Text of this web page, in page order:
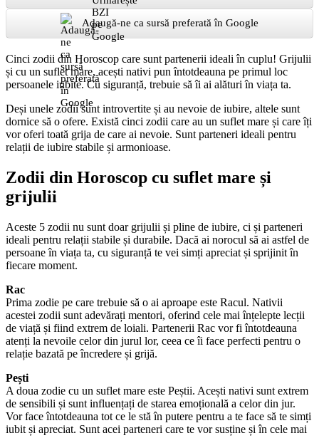
Adaugă-ne ca sursă preferată în Google
Cinci zodii din Horoscop care sunt partenerii ideali în cuplu! Grijulii
și cu un suflet mare, acești nativi pun întotdeauna pe primul loc
persoanele iubite. Cu siguranță, trebuie să îi ai alături în viața ta.
Deși unele zodii sunt introvertite și au nevoie de iubire, altele sunt
dornice să o ofere. Există cinci zodii care au un suflet mare și care îți
vor oferi toată grija de care ai nevoie. Sunt parteneri ideali pentru
relații de iubire stabile și armonioase.
Zodii din Horoscop cu suflet mare și
grijulii
Aceste 5 zodii nu sunt doar grijulii și pline de iubire, ci și parteneri
ideali pentru relații stabile și durabile. Dacă ai norocul să ai astfel de
persoane în viața ta, cu siguranță te vei simți apreciat și sprijinit în
fiecare moment.
Rac
Prima zodie pe care trebuie să o ai aproape este Racul. Nativii
acestei zodii sunt adevărați mentori, oferind cele mai înțelepte lecții
de viață și fiind extrem de loiali. Partenerii Rac vor fi întotdeauna
atenți la nevoile celor din jurul lor, ceea ce îi face perfecti pentru o
relație bazată pe încredere și grijă.
Pești
A doua zodie cu un suflet mare este Peștii. Acești nativi sunt extrem
de sensibili și sunt influențați de starea emoțională a celor din jur.
Vor face întotdeauna tot ce le stă în putere pentru a te face să te simți
iubit și apreciat. Sunt acei parteneri care te vor susține și în cele mai